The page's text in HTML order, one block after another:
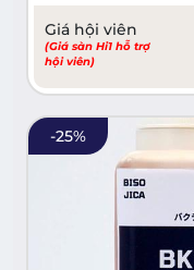
Giá hội viên
(Giá sàn Hi1 hỗ trợ
hội viên)
-25%